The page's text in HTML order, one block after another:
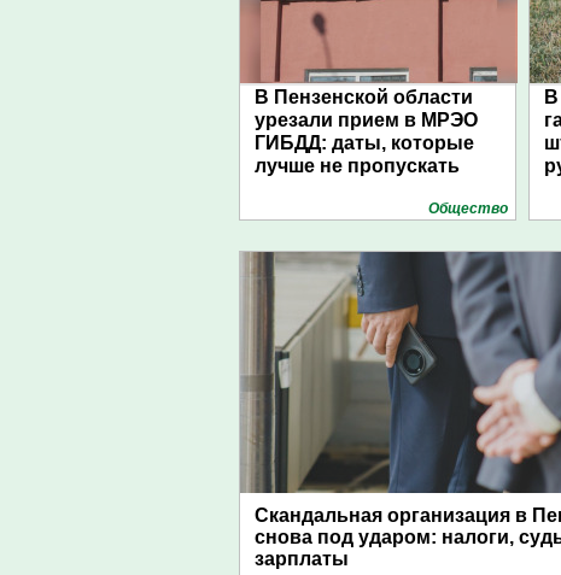
В Пензенской области
урезали прием в МРЭО
ГИБДД: даты, которые
лучше не пропускать
Общество
Скандальная организация в
снова под ударом: налоги,
зарплаты